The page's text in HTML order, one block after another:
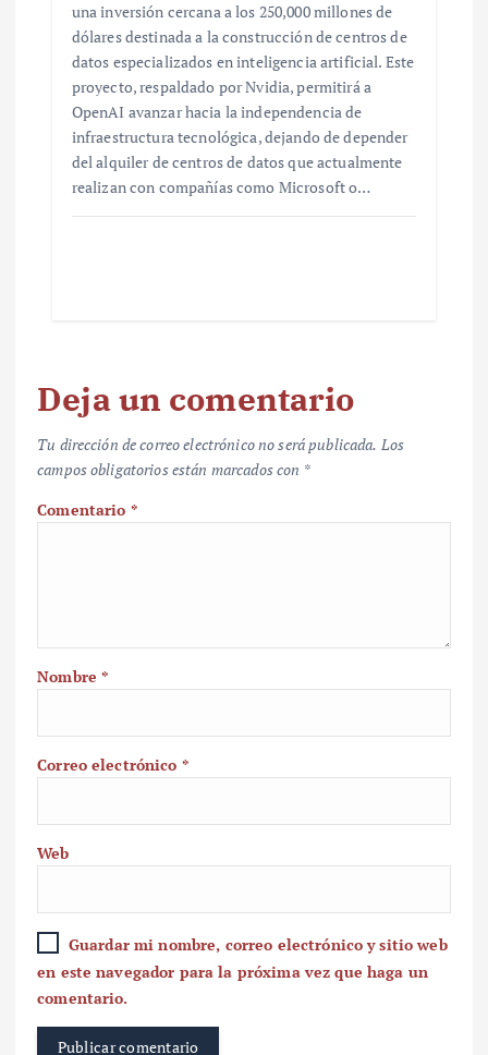
una inversión cercana a los 250,000 millones de
dólares destinada a la construcción de centros de
datos especializados en inteligencia artificial. Este
proyecto, respaldado por Nvidia, permitirá a
OpenAI avanzar hacia la independencia de
infraestructura tecnológica, dejando de depender
del alquiler de centros de datos que actualmente
realizan con compañías como Microsoft o…
Deja un comentario
Tu dirección de correo electrónico no será publicada. Los
campos obligatorios están marcados con *
Comentario *
Nombre*
Correo electrónico *
Web
Guardar mi nombre, correo electrónico y sitio web
en este navegador para la próxima vez que haga un
comentario.